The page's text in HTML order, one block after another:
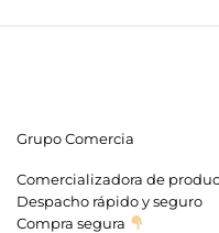
Grupo Comercia
Comercializadora de
Despacho rápido y seguro
Compra segura